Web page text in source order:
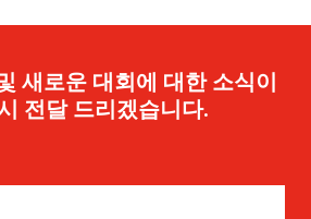
새로운 대회에 대한 소식이
전달 드리겠습니다.